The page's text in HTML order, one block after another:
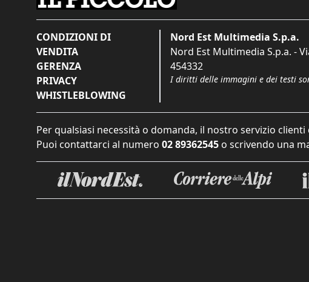
CONDIZIONI DI
VENDITA
GERENZA
PRIVACY
WHISTLEBLOWING
Nord Est Multimedia S.p.a.
Nord Est Multimedia S.p.a. -
454332
I diritti delle immagini e dei testi
Per qualsiasi necessità o domanda, il nostro servizio
Puoi contattarci al numero 02 89362545 o scrivendo una